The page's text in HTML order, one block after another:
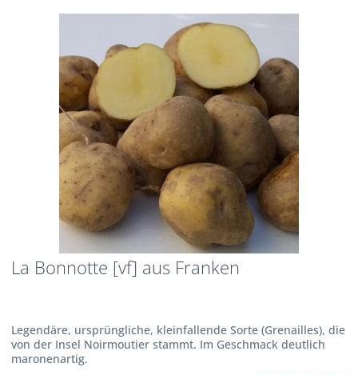
La Bonnotte [vf] aus Franken
Legendäre, ursprüngliche, kleinfallende Sorte (Grenailles), die
von der Insel Noirmoutier stammt. Im Geschmack deutlich
maronenartig.